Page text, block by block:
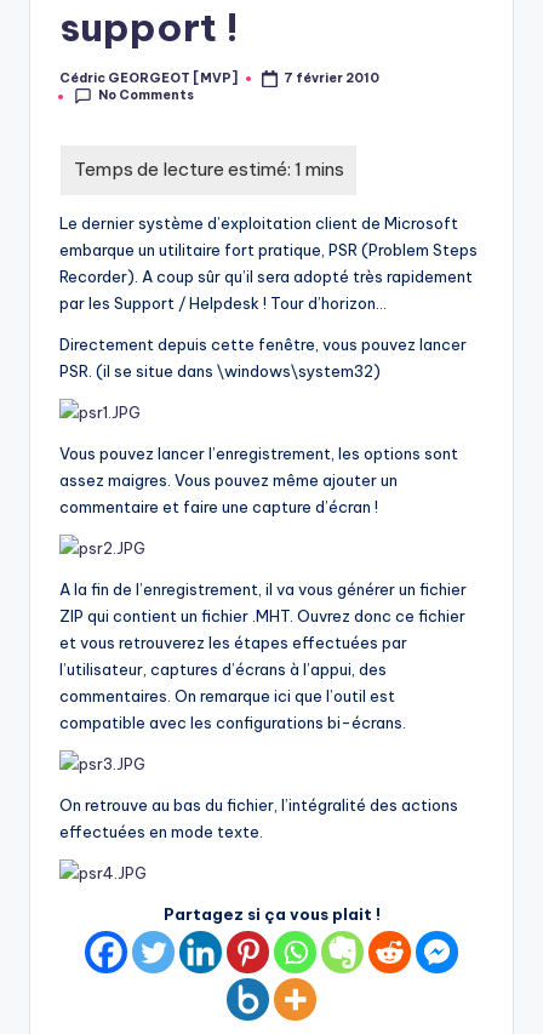
support !
Posted
by
Cédric GEORGEOT [MVP]
7 février 2010
No Comments
Le dernier système d’exploitation client de Microsoft
embarque un utilitaire fort pratique, PSR (Problem Steps
Recorder). A coup sûr qu’il sera adopté très rapidement
par les Support / Helpdesk ! Tour d’horizon…
Directement depuis cette fenêtre, vous pouvez lancer
PSR. (il se situe dans \windows\system32)
Vous pouvez lancer l’enregistrement, les options sont
assez maigres. Vous pouvez même ajouter un
commentaire et faire une capture d’écran !
A la fin de l’enregistrement, il va vous générer un fichier
ZIP qui contient un fichier .MHT. Ouvrez donc ce fichier
et vous retrouverez les étapes effectuées par
l’utilisateur, captures d’écrans à l’appui, des
commentaires. On remarque ici que l’outil est
compatible avec les configurations bi-écrans.
On retrouve au bas du fichier, l’intégralité des actions
effectuées en mode texte.
Partagez si ça vous plait !